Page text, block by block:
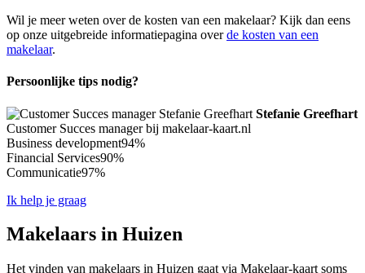
Wil je meer weten over de kosten van een makelaar? Kijk dan eens
op onze uitgebreide informatiepagina overde kosten van een
makelaar.
Persoonlijke tips nodig?
Stefanie Greefhart
Customer Succes manager bij makelaar-kaart.nl
Business development94%
Financial Services90%
Communicatie97%
Ik help je graag
Makelaars in Huizen
Het vinden van makelaars in Huizen gaat via Makelaar-kaart soms